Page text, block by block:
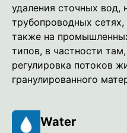
удаления сточных вод,
трубопроводных
также на
типов, в частности
регулировка потоков
гранулированного
Water